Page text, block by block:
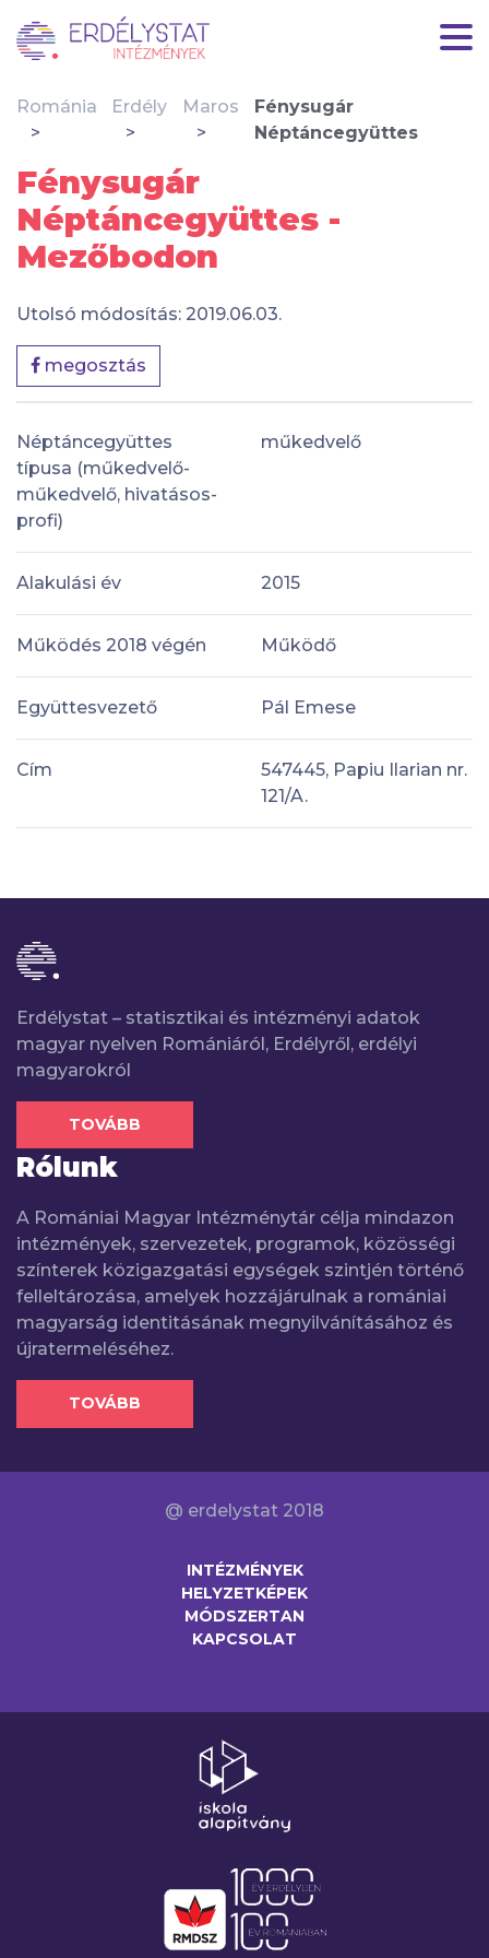
Románia Erdély Maros
Fénysugár
Néptáncegyüttes
Fénysugár
Néptáncegyüttes -
Mezőbodon
Utolsó módosítás: 2019.06.03.
megosztás
Néptáncegyüttes
típusa (műkedvelő-
műkedvelő, hivatásos-
profi)
műkedvelő
Alakulási év 2015
Működés 2018 végén Működő
Együttesvezető Pál Emese
Cím
547445, Papiu Ilarian nr.
121/A.
Erdélystat – statisztikai és intézményi adatok
magyar nyelven Romániáról, Erdélyről, erdélyi
magyarokról
TOVÁBB
Rólunk
A Romániai Magyar Intézménytár célja mindazon
intézmények, szervezetek, programok, közösségi
színterek közigazgatási egységek szintjén történő
felleltározása, amelyek hozzájárulnak a romániai
magyarság identitásának megnyilvánításához és
újratermeléséhez.
TOVÁBB
@ erdelystat 2018
INTÉZMÉNYEK
HELYZETKÉPEK
MÓDSZERTAN
KAPCSOLAT